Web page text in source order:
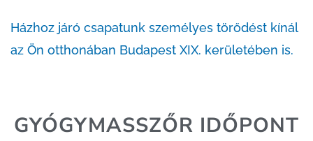
Házhoz járó csapatunk személyes törődést kínál
az Ön otthonában Budapest XIX. kerületében is.
GYÓGYMASSZŐR IDŐPONT